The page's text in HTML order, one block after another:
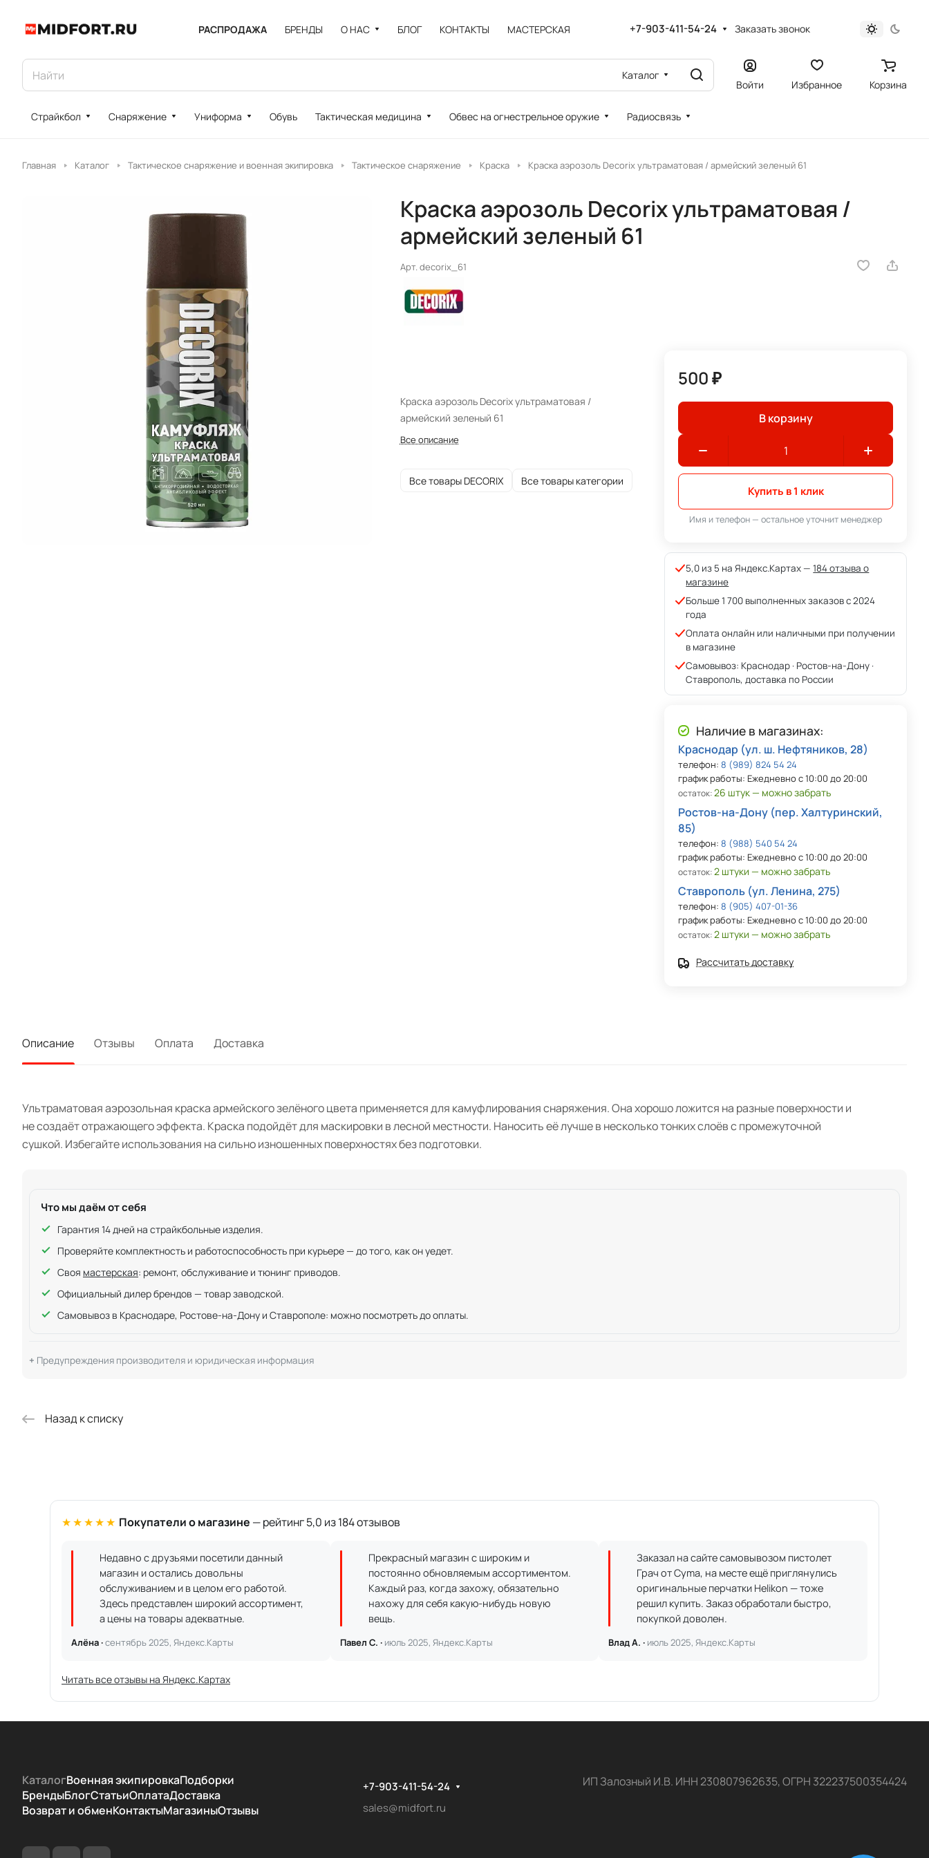
РАСПРОДАЖА БРЕНДЫ О НАС БЛОГ КОНТАКТЫ МАСТЕРСКАЯ +7-903-411-54-24 Заказать звонок
Каталог
Войти Избранное Корзина
Страйкбол Снаряжение Униформа Обувь Тактическая медицина Обвес на огнестрельное оружие Радиосвязь
Главная Каталог Тактическое снаряжение и военная экипировка Тактическое снаряжение Краска Краска аэрозоль Decorix ультраматовая / армейский зеленый 61
Краска аэрозоль Decorix ультраматовая /
армейский зеленый 61
Арт.decorix_61
Краска аэрозоль Decorix ультраматовая /
армейский зеленый 61
Все описание
Все товары DECORIX Все товары категории
500 ₽
В корзину
Купить в 1 клик
Имя и телефон — остальное уточнит менеджер
5,0 из 5 на Яндекс.Картах —184 отзыва о
магазине
Больше 1 700 выполненных заказов с 2024
года
Оплата онлайн или наличными при получении
в магазине
Самовывоз: Краснодар · Ростов-на-Дону ·
Ставрополь, доставка по России
Наличие в магазинах:
Краснодар (ул. ш. Нефтяников, 28)
телефон:8 (989) 824 54 24
график работы: Ежедневно с 10:00 до 20:00
остаток:26 штук — можно забрать
Ростов-на-Дону (пер. Халтуринский,
85)
телефон:8 (988) 540 54 24
график работы: Ежедневно с 10:00 до 20:00
остаток:2 штуки — можно забрать
Ставрополь (ул. Ленина, 275)
телефон:8 (905) 407-01-36
график работы: Ежедневно с 10:00 до 20:00
остаток:2 штуки — можно забрать
Рассчитать доставку
Описание Отзывы Оплата Доставка
Ультраматовая аэрозольная краска армейского зелёного цвета применяется для камуфлирования снаряжения. Она хорошо ложится на разные поверхности и
не создаёт отражающего эффекта. Краска подойдёт для маскировки в лесной местности. Наносить её лучше в несколько тонких слоёв с промежуточной
сушкой. Избегайте использования на сильно изношенных поверхностях без подготовки.
Что мы даём от себя
Гарантия 14 дней на страйкбольные изделия.
Проверяйте комплектность и работоспособность при курьере — до того, как он уедет.
Своя мастерская: ремонт, обслуживание и тюнинг приводов.
Официальный дилер брендов — товар заводской.
Самовывоз в Краснодаре, Ростове-на-Дону и Ставрополе: можно посмотреть до оплаты.
Предупреждения производителя и юридическая информация
Назад к списку
★★★★★ Покупатели о магазине — рейтинг 5,0 из 184 отзывов
Недавно с друзьями посетили данный
магазин и остались довольны
обслуживанием и в целом его работой.
Здесь представлен широкий ассортимент,
а цены на товары адекватные.
Алёна ·сентябрь 2025, Яндекс.Карты
Прекрасный магазин с широким и
постоянно обновляемым ассортиментом.
Каждый раз, когда захожу, обязательно
нахожу для себя какую-нибудь новую
вещь.
Павел С. · июль 2025, Яндекс.Карты
Заказал на сайте самовывозом пистолет
Грач от Cyma, на месте ещё приглянулись
оригинальные перчатки Helikon — тоже
решил купить. Заказ обработали быстро,
покупкой доволен.
Влад А. · июль 2025, Яндекс.Карты
Читать все отзывы на Яндекс.Картах
КаталогВоенная экипировкаПодборки
БрендыБлогСтатьиОплатаДоставка
Возврат и обменКонтактыМагазиныОтзывы
+7-903-411-54-24
sales@midfort.ru
ИП Залозный И.В. ИНН 230807962635, ОГРН 322237500354424